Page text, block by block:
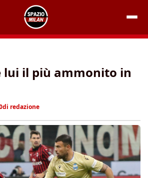
lui il più ammonito in
di redazione